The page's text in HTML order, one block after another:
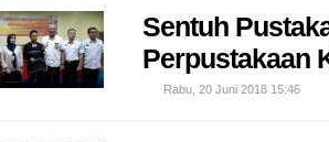
Sentuh
Perpustakaan
Rabu, 20 Juni 2018 15:46